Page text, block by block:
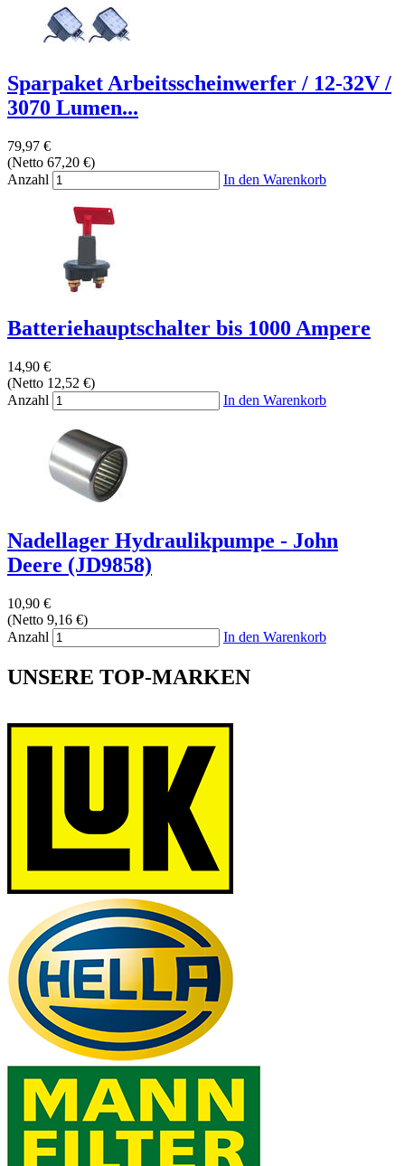
Sparpaket Arbeitsscheinwerfer / 12-32V /
3070 Lumen...
79,97 €
(Netto 67,20 €)
Anzahl
In den Warenkorb
Batteriehauptschalter bis 1000 Ampere
14,90 €
(Netto 12,52 €)
Anzahl
In den Warenkorb
Nadellager Hydraulikpumpe - John
Deere (JD9858)
10,90 €
(Netto 9,16 €)
Anzahl
In den Warenkorb
UNSERE TOP-MARKEN